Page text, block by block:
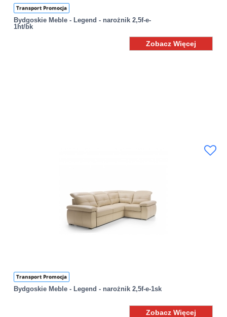
Transport Promocja
Bydgoskie Meble - Legend - narożnik 2,5f-e-
1ht/bk
Zobacz Więcej
Transport Promocja
Bydgoskie Meble - Legend - narożnik 2,5f-e-1sk
Zobacz Więcej